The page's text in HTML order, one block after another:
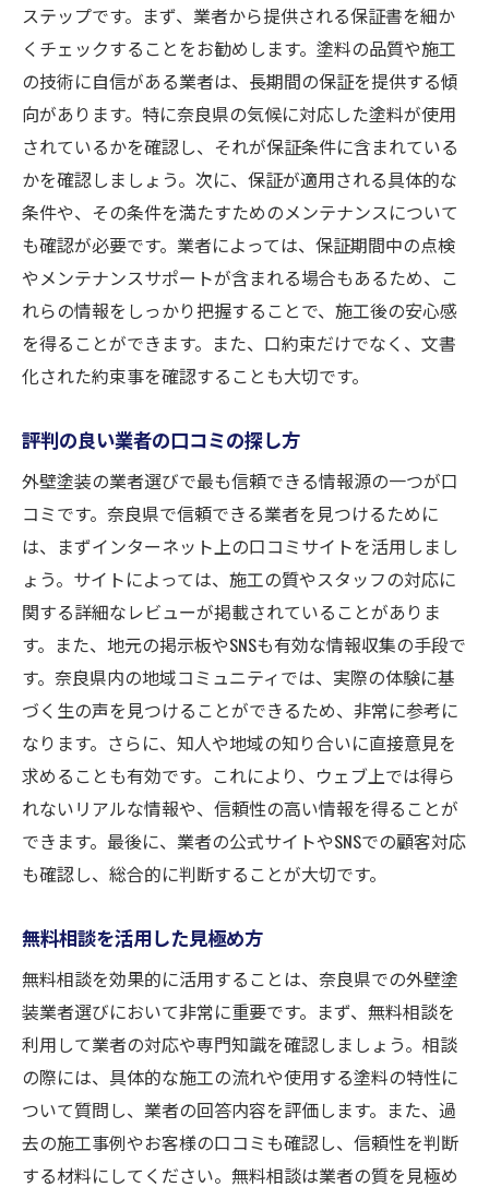
ステップです。まず、業者から提供される保証書を細か
くチェックすることをお勧めします。塗料の品質や施工
の技術に自信がある業者は、長期間の保証を提供する傾
向があります。特に奈良県の気候に対応した塗料が使用
されているかを確認し、それが保証条件に含まれている
かを確認しましょう。次に、保証が適用される具体的な
条件や、その条件を満たすためのメンテナンスについて
も確認が必要です。業者によっては、保証期間中の点検
やメンテナンスサポートが含まれる場合もあるため、こ
れらの情報をしっかり把握することで、施工後の安心感
を得ることができます。また、口約束だけでなく、文書
化された約束事を確認することも大切です。
評判の良い業者の口コミの探し方
外壁塗装の業者選びで最も信頼できる情報源の一つが口
コミです。奈良県で信頼できる業者を見つけるために
は、まずインターネット上の口コミサイトを活用しまし
ょう。サイトによっては、施工の質やスタッフの対応に
関する詳細なレビューが掲載されていることがありま
す。また、地元の掲示板やSNSも有効な情報収集の手段で
す。奈良県内の地域コミュニティでは、実際の体験に基
づく生の声を見つけることができるため、非常に参考に
なります。さらに、知人や地域の知り合いに直接意見を
求めることも有効です。これにより、ウェブ上では得ら
れないリアルな情報や、信頼性の高い情報を得ることが
できます。最後に、業者の公式サイトやSNSでの顧客対応
も確認し、総合的に判断することが大切です。
無料相談を活用した見極め方
無料相談を効果的に活用することは、奈良県での外壁塗
装業者選びにおいて非常に重要です。まず、無料相談を
利用して業者の対応や専門知識を確認しましょう。相談
の際には、具体的な施工の流れや使用する塗料の特性に
ついて質問し、業者の回答内容を評価します。また、過
去の施工事例やお客様の口コミも確認し、信頼性を判断
する材料にしてください。無料相談は業者の質を見極め